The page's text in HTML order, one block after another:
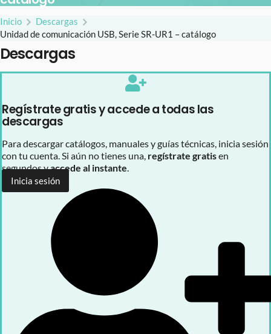
Inicio
Descargas
Unidad de comunicación USB, Serie SR-UR1 – catálogo
Descargas
Regístrate gratis y accede a todas las
descargas
Para descargar catálogos, manuales y guías técnicas, inicia sesión
con tu cuenta. Si aún no tienes una, regístrate gratisen
segundos yaccede al instante.
Inicia sesión